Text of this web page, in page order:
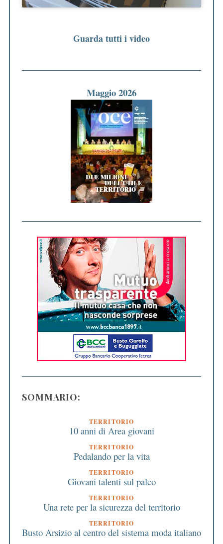
Guarda tutti i video
Maggio 2026
SOMMARIO:
TERRITORIO
10 anni di Area giovani
TERRITORIO
Pedalando per la vita
TERRITORIO
Giovani talenti sul palco
TERRITORIO
Una rete per la sicurezza del territorio
TERRITORIO
Busto Arsizio al centro del sistema moda italiano